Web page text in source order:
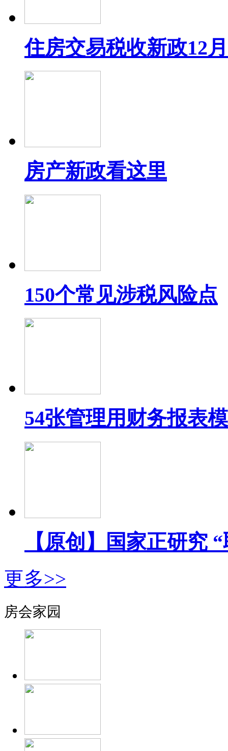
住房交易税收新政12
房产新政看这里
150个常见涉税风险点
54张管理用财务报表
【原创】国家正研究
更多>>
房会家园